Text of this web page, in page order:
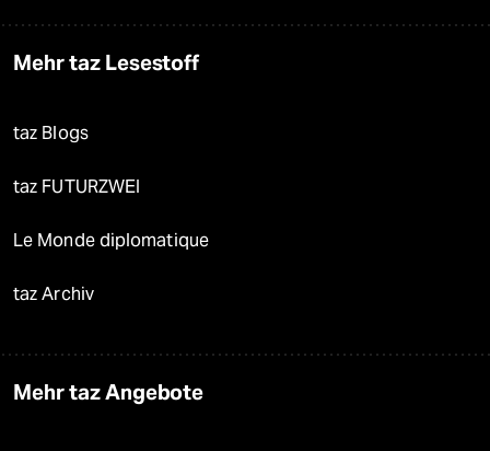
Mehr taz Lesestoff
taz Blogs
taz FUTURZWEI
Le Monde diplomatique
taz Archiv
Mehr taz Angebote